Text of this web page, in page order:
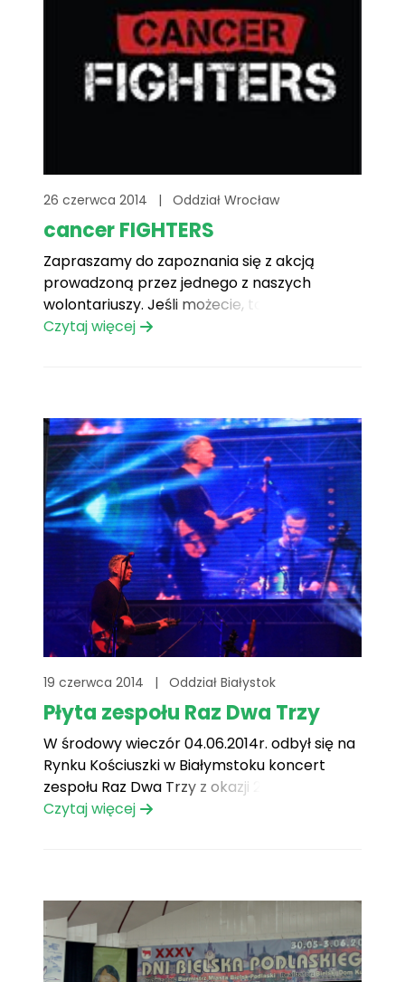
26 czerwca 2014 | Oddział Wrocław
cancer FIGHTERS
Zapraszamy do zapoznania się z akcją
prowadzoną przez jednego z naszych
wolontariuszy. Jeśli możecie, to klikajcie i
udostępniajcie!
Czytaj więcej
19 czerwca 2014 | Oddział Białystok
Płyta zespołu Raz Dwa Trzy
W środowy wieczór 04.06.2014r. odbył się na
Rynku Kościuszki w Białymstoku koncert
zespołu Raz Dwa Trzy z okazji 25 rocznicy
wolnych wyborów w Polsce.
Czytaj więcej